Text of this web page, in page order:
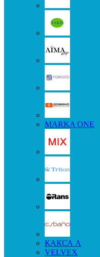
MARKA ONE
КАКСА А
VELVEX